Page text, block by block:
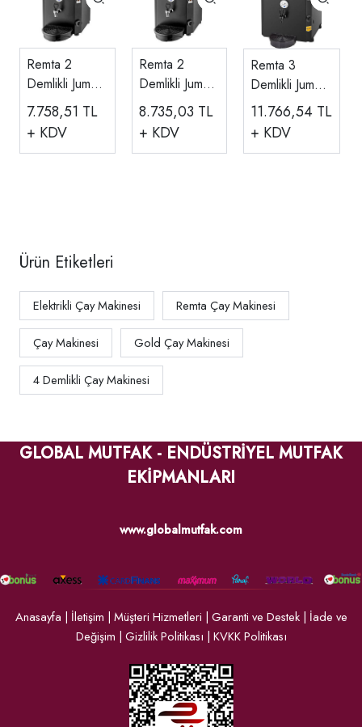
Remta 2
Demlikli Jumbo
Çay Makinesi
15 Lt DE12
7.758,51 TL
+ KDV
Remta 2
Demlikli Jumbo
Çay Makinesi
23 Lt DE11
8.735,03 TL
+ KDV
Remta 3
Demlikli Jumbo
Çay Makinesi
40 Lt DE10
11.766,54 TL
+ KDV
Ürün Etiketleri
Elektrikli Çay Makinesi Remta Çay Makinesi
Çay Makinesi Gold Çay Makinesi
4 Demlikli Çay Makinesi
GLOBAL MUTFAK - ENDÜSTRİYEL MUTFAK
EKİPMANLARI
www.globalmutfak.com
Anasayfa | İletişim | Müşteri Hizmetleri | Garanti ve Destek| İade ve
Değişim | Gizlilik Politikası | KVKK Politikası